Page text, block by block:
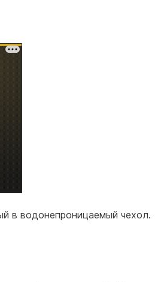
в водонепроницаемый чехол.